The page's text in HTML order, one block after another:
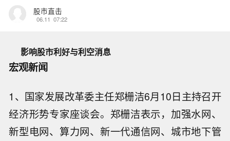
股市直击
06.11 07:22
影响股市利好与利空消息
宏观新闻
1、国家发展改革委主任郑栅洁6月10日主持召开
经济形势专家座谈会。郑栅洁表示，加强水网、
新型电网、算力网、新一代通信网、城市地下管